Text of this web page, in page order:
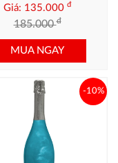
Giá: 135.000 đ
185.000đ
MUA NGAY
-10%